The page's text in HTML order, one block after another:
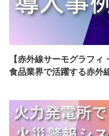
【赤外線サーモグラフィ
食品業界で活躍する赤外